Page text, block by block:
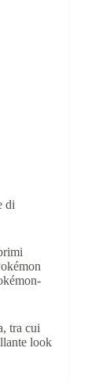
di
tra cui
look